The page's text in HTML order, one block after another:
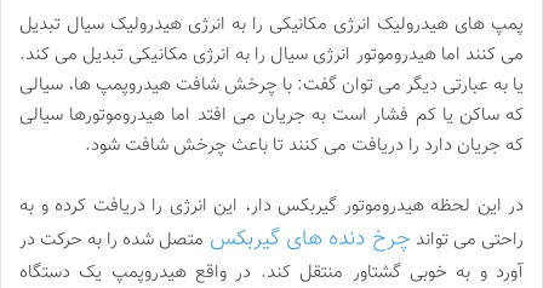
پمپ های هیدرولیک انرژی مکانیکی را به انرژی هیدرولیک سیال تبدیل
می کنند اما هیدروموتور‌ انرژی سیال را به انرژی مکانیکی تبدیل می کند.
یا به عبارتی دیگر می توان گفت: با چرخش شافت هیدروپمپ ها، سیالی
که ساکن یا کم فشار است به جریان می افتد اما هیدروموتورها سیالی
که جریان دارد را دریافت می کنند تا باعث چرخش شافت شود.
در این لحظه هیدروموتور گیربکس دار، این انرژی را دریافت کرده و به
راحتی می تواند چرخ دنده های گیربکس متصل شده را به حرکت در
آورد و به خوبی گشتاور منتقل کند. در واقع هیدروپمپ یک دستگاه